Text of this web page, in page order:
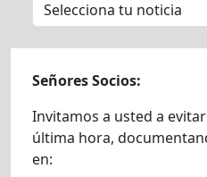
Señores Socios:
Invitamos a usted a
última hora,
en: